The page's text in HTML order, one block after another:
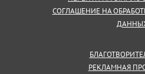
СОГЛАШЕНИЕ НА
РЕКЛАМНАЯ